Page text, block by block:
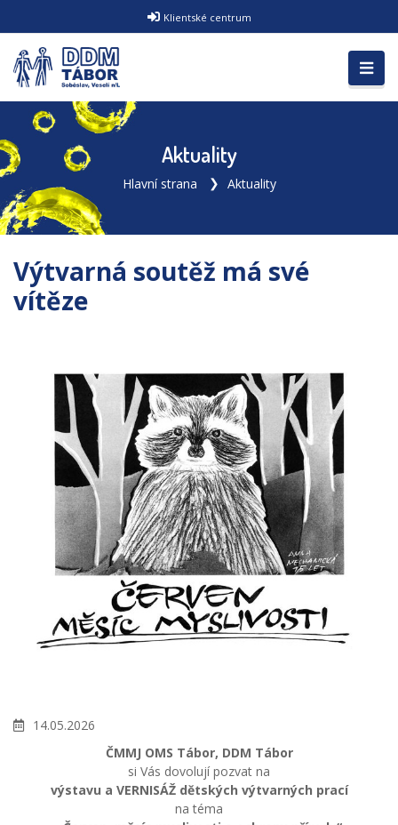
Klientské centrum
Aktuality
Hlavní strana Aktuality
Výtvarná soutěž má své
vítěze
14.05.2026
ČMMJ OMS Tábor, DDM Tábor
si Vás dovolují pozvat na
výstavu a VERNISÁŽ dětských výtvarných prací
na téma